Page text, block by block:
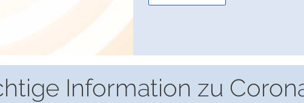
Information zu